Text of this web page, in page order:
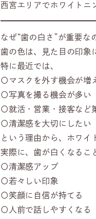
西宮エリアでホワイトニ
なぜ“歯の白さ”が重要な
歯の色は、見た目の印象
特に最近では、
〇マスクを外す機会が増
〇写真を撮る機会が多い
〇就活・営業・接客など
〇清潔感を大切にしたい
という理由から、ホワイ
実際に、歯が白くなるこ
〇清潔感アップ
〇若々しい印象
〇笑顔に自信が持てる
〇人前で話しやすくなる